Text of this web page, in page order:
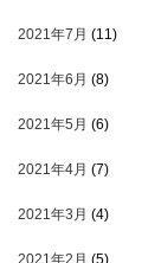
2021年7月 (11)
2021年6月 (8)
2021年5月 (6)
2021年4月 (7)
2021年3月 (4)